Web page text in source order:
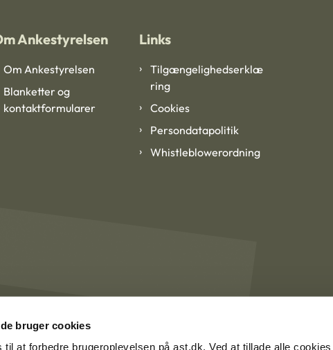
bruger cookies
til at forbedre brugeroplevelsen på ast.dk. Ved at tillade alle
Ankestyrelsen
Om Ankestyrelsen
Blanketter og
kontaktformularer
Links
Tilgængelighedserklæ
ring
Cookies
Persondatapolitik
Whistleblowerordning